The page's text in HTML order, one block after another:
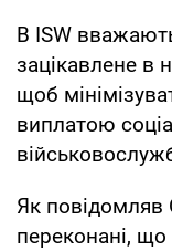
В ISW
зацікавлене в
щоб
виплатою
Як повідомляв
переконані, що